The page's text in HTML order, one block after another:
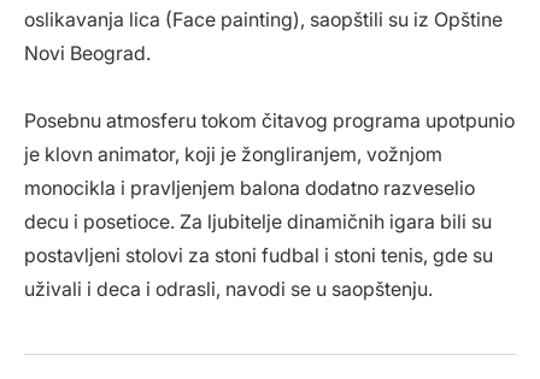
oslikavanja lica (Face painting), saopštili su iz Opštine
Novi Beograd.
Posebnu atmosferu tokom čitavog programa upotpunio
je klovn animator, koji je žongliranjem, vožnjom
monocikla i pravljenjem balona dodatno razveselio
decu i posetioce. Za ljubitelje dinamičnih igara bili su
postavljeni stolovi za stoni fudbal i stoni tenis, gde su
uživali i deca i odrasli, navodi se u saopštenju.